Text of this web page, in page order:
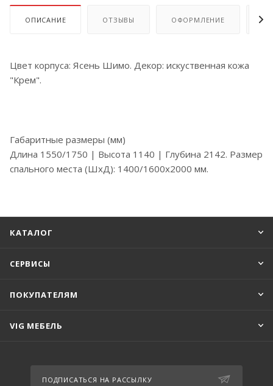
ОПИСАНИЕ ОТЗЫВЫ ОФОРМЛЕНИЕ
Цвет корпуса: Ясень Шимо. Декор: искуственная кожа
"Крем".
Габаритные размеры (мм)
Длина 1550/1750 | Высота 1140 | Глубина 2142. Размер
спального места (ШхД): 1400/1600х2000 мм.
КАТАЛОГ
СЕРВИСЫ
ПОКУПАТЕЛЯМ
VIG МЕБЕЛЬ
ПОДПИСАТЬСЯ НА РАССЫЛКУ